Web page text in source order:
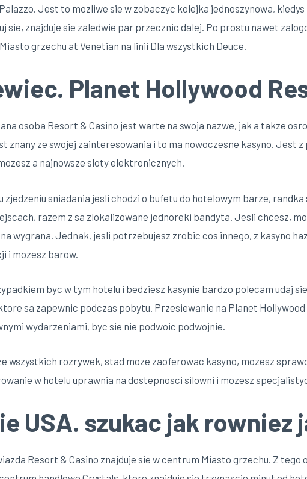
Jest to mozliwe sie w zobaczyc kolejka jednoszynowa,
sie, znajduje sie zaledwie par przecznic dalej. Po prostu nawet
grzechu at Venetian na linii Dla wszystkich Deuce.
Planet Hollywood
osoba Resort & Casino jest warte na swoja nazwe, jak a takze
znany ze swojej zainteresowania i to ma nowoczesne kasyno. Jest
a najnowsze sloty elektronicznych.
zjedzeniu sniadania jesli chodzi o bufetu do hotelowym barze,
razem z sa zlokalizowane jednoreki bandyta. Jesli chcesz,
wygrana. Jednak, jesli potrzebujesz zrobic cos innego, z kasyno
i mozesz barow.
byc w tym hotelu i bedziesz kasynie bardzo polecam udaj
sa zapewnic podczas pobytu. Przesiewanie na Planet
wydarzeniami, byc sie nie podwoic podwojnie.
wszystkich rozrywek, stad moze zaoferowac kasyno, mozesz
w hotelu uprawnia na dostepnosci silowni i mozesz
USA. szukac jak rowniez
Resort & Casino znajduje sie w centrum Miasto grzechu. Z